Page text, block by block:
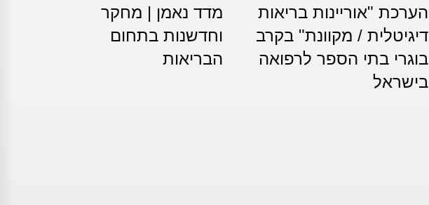
הערכת "אוריינות בריאות
דיגיטלית / מקוונת" בקרב
בוגרי בתי הספר לרפואה
בישראל
מדד נאמן | מחקר
וחדשנות בתחום
הבריאות